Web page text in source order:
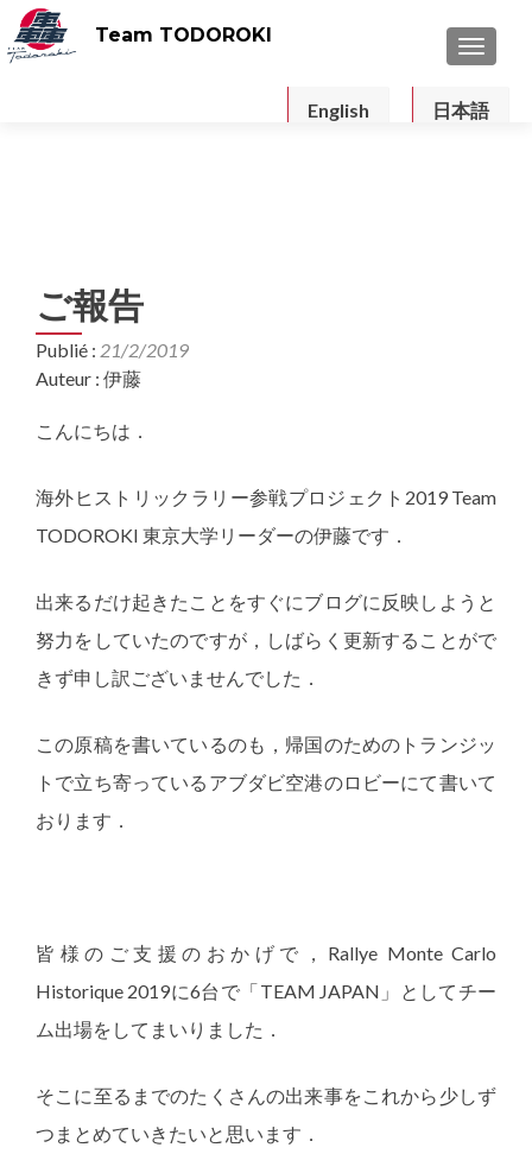
Team TODOROKI
日本語
English
ご報告
Publié : 21/2/2019
Auteur : 伊藤
こんにちは．
海外ヒストリックラリー参戦プロジェクト2019 Team
TODOROKI 東京大学リーダーの伊藤です．
出来るだけ起きたことをすぐにブログに反映しようと
努力をしていたのですが，しばらく更新することがで
きず申し訳ございませんでした．
この原稿を書いているのも，帰国のためのトランジッ
トで立ち寄っているアブダビ空港のロビーにて書いて
おります．
皆様のご支援のおかげで，Rallye Monte Carlo
Historique 2019に6台で「TEAM JAPAN」としてチー
ム出場をしてまいりました．
そこに至るまでのたくさんの出来事をこれから少しず
つまとめていきたいと思います．